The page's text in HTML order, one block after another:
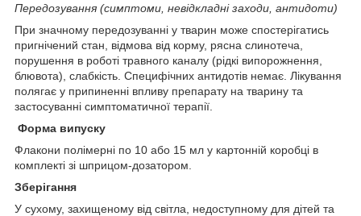
Передозування (симптоми, невідкладні заходи, антидоти)
При значному передозуванні у тварин може спостерігатись
пригнічений стан, відмова від корму, рясна слинотеча,
порушення в роботі травного каналу (рідкі випорожнення,
блювота), слабкість. Специфічних антидотів немає. Лікування
полягає у припиненні впливу препарату на тварину та
застосуванні симптоматичної терапії.
Форма випуску
Флакони полімерні по 10 або 15 мл у картонній коробці в
комплекті зі шприцом-дозатором.
Зберігання
У сухому, захищеному від світла, недоступному для дітей та